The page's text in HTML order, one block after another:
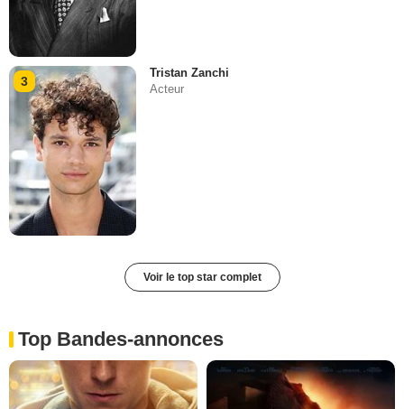
3
Tristan Zanchi
Acteur
Voir le top star complet
Top Bandes-annonces